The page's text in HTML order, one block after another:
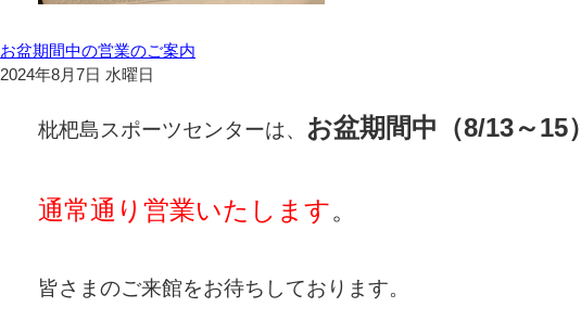
お盆期間中の営業のご案内
2024年8月7日 水曜日
枇杷島スポーツセンターは、 お盆期間中（8/13～15）
通常通り営業いたします。
皆さまのご来館をお待ちしております。